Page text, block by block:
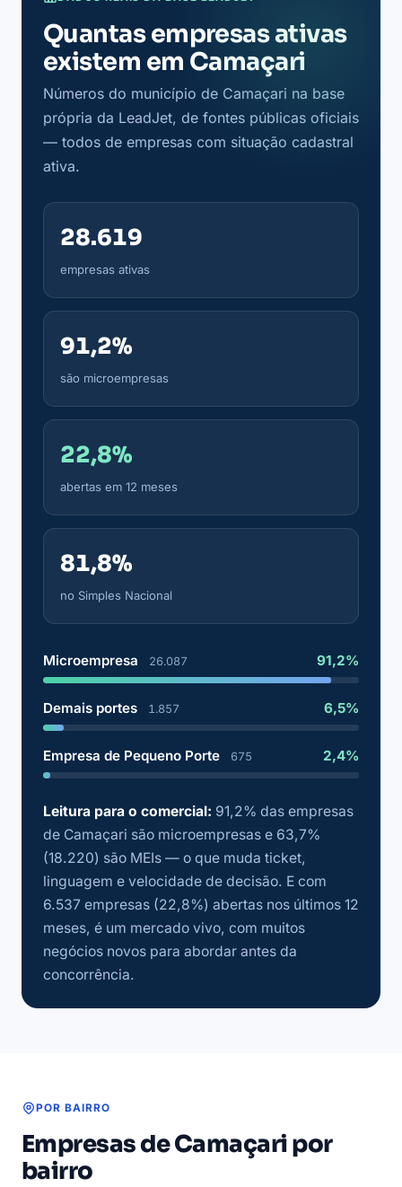
Quantas empresas ativas
existem em Camaçari
Números do município de Camaçari na base
própria da LeadJet, de fontes públicas oficiais
— todos de empresas com situação cadastral
ativa.
28.619
empresas ativas
91,2%
são microempresas
22,8%
abertas em 12 meses
81,8%
no Simples Nacional
Microempresa 26.087 91,2%
Demais portes 1.857 6,5%
Empresa de Pequeno Porte 675 2,4%
Leitura para o comercial: 91,2% das empresas
de Camaçari são microempresas e 63,7%
(18.220) são MEIs — o que muda ticket,
linguagem e velocidade de decisão. E com
6.537 empresas (22,8%) abertas nos últimos 12
meses, é um mercado vivo, com muitos
negócios novos para abordar antes da
concorrência.
POR BAIRRO
Empresas de Camaçari por
bairro